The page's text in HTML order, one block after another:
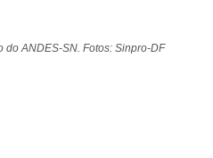
do ANDES-SN. Fotos: Sinpro-DF